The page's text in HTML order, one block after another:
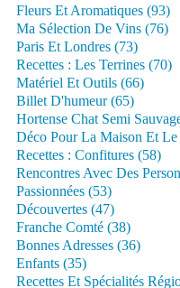
Fleurs Et Aromatiques (93)
Ma Sélection De Vins (76)
Paris Et Londres (73)
Recettes : Les Terrines (70)
Matériel Et Outils (66)
Billet D'humeur (65)
Hortense Chat Semi
Déco Pour La Maison Et
Recettes : Confitures (58)
Rencontres Avec Des
Passionnées (53)
Découvertes (47)
Franche Comté (38)
Bonnes Adresses (36)
Enfants (35)
Recettes Et Spécialités